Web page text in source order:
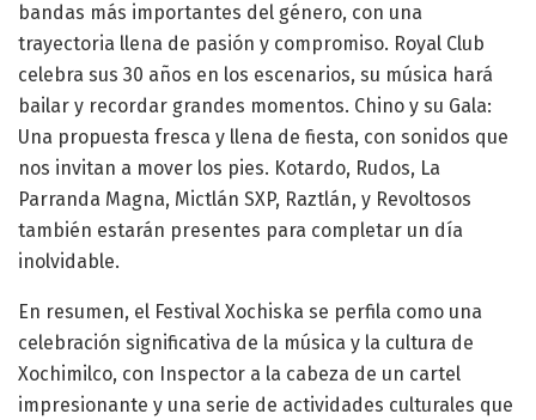
bandas más importantes del género, con una
trayectoria llena de pasión y compromiso. Royal Club
celebra sus 30 años en los escenarios, su música hará
bailar y recordar grandes momentos. Chino y su Gala:
Una propuesta fresca y llena de fiesta, con sonidos que
nos invitan a mover los pies. Kotardo, Rudos, La
Parranda Magna, Mictlán SXP, Raztlán, y Revoltosos
también estarán presentes para completar un día
inolvidable.
En resumen, el Festival Xochiska se perfila como una
celebración significativa de la música y la cultura de
Xochimilco, con Inspector a la cabeza de un cartel
impresionante y una serie de actividades culturales que